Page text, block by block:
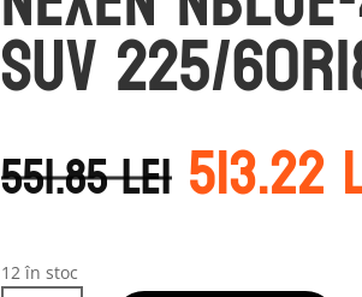
SUV 225/
551.85lei Prețul
inițial
a
fost:
513.22
12 în stoc